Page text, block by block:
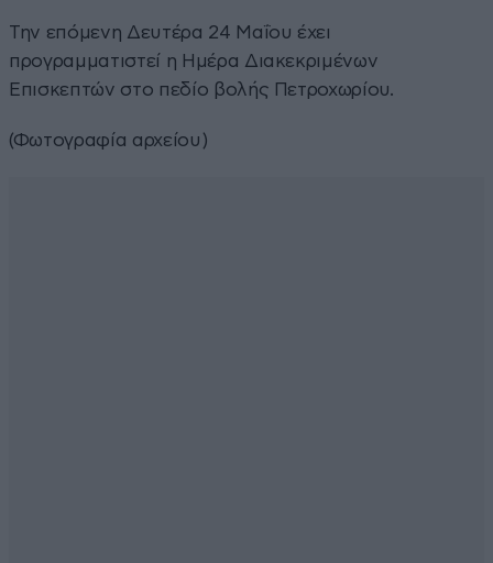
Την επόμενη Δευτέρα 24 Μαΐου έχει
προγραμματιστεί η Ημέρα Διακεκριμένων
Επισκεπτών στο πεδίο βολής Πετροχωρίου.
(Φωτογραφία αρχείου)